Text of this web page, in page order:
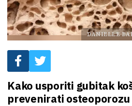
DANIELLE
Kako usporiti gubitak
prevenirati osteoporozu